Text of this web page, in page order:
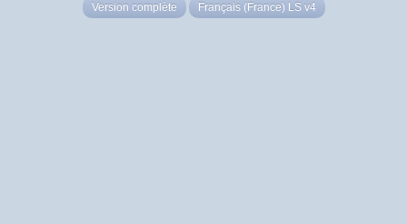
Version complète Français (France) LS v4